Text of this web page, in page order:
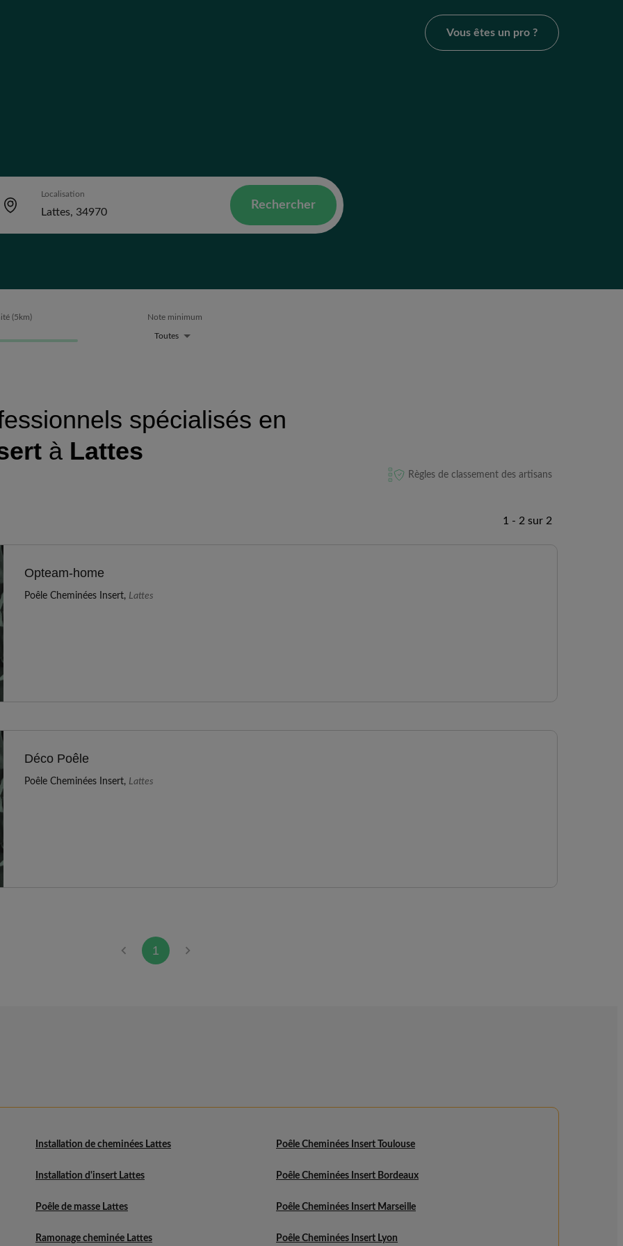
Vous êtes un pro ?
Localisation
Rechercher
(5 km) Note minimum
Toutes
spécialisés en
à Lattes
Règles de classement des artisans
1 - 2 sur 2
Opteam-home
Poêle Cheminées Insert, Lattes
Déco Poêle
Poêle Cheminées Insert, Lattes
1
Installation de cheminées Lattes
Installation d'insert Lattes
Poêle de masse Lattes
Ramonage cheminée Lattes
Poêle Cheminées Insert Toulouse
Poêle Cheminées Insert Bordeaux
Poêle Cheminées Insert Marseille
Poêle Cheminées Insert Lyon